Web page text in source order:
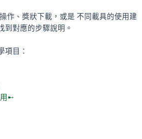
作、獎狀下載，或是 不同載具的使用建
到對應的步驟說明。
項目：
➸